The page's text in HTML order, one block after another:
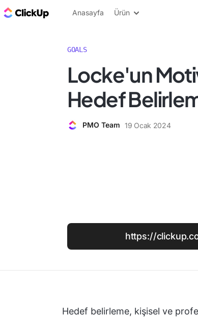
ClickUp Blog
Anasayfa Ürün
GOALS
Locke'un
Hedef
PMO Team 19 Ocak 2024
https://
Hedef belirleme, kişisel ve